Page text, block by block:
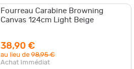
Fourreau Carabine Browning
Canvas 124cm Light Beige
38,90 €
au lieu de98,95 €
Achat Immédiat